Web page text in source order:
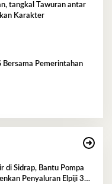
tangkal Tawuran antar
Karakter
Bersama Pemerintahan
di Sidrap, Bantu Pompa
Penyaluran Elpiji 3